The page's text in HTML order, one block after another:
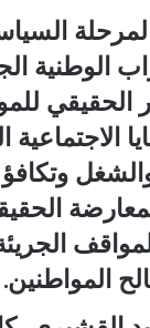
الوطنية
الحقيقي
الاجتماعية
المواطنين.